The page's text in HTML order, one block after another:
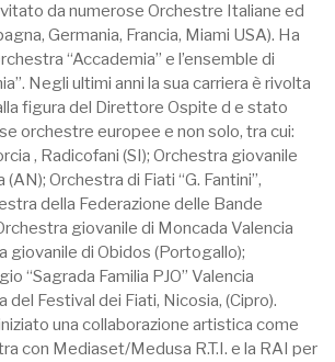
da numerose Orchestre Italiane ed
Germania, Francia, Miami USA). Ha
“Accademia” e l’ensemble di
Negli ultimi anni la sua carriera è rivolta
figura del Direttore Ospite d e stato
orchestre europee e non solo, tra cui:
, Radicofani (SI); Orchestra giovanile
Orchestra di Fiati “G. Fantini”,
della Federazione delle Bande
giovanile di Moncada Valencia
giovanile di Obidos (Portogallo);
“Sagrada Familia PJO” Valencia
del Festival dei Fiati, Nicosia, (Cipro).
una collaborazione artistica come
con Mediaset/Medusa R.T.I. e la RAI per